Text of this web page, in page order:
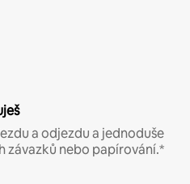
a odjezdu a jednoduše
závazků nebo papírování.*